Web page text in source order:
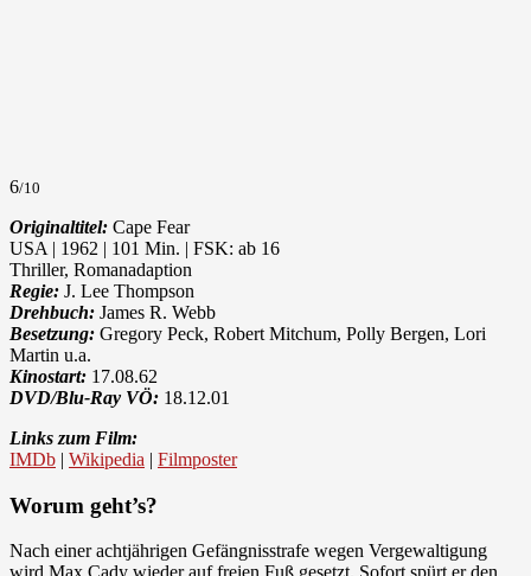
6/10
Originaltitel: Cape Fear
USA | 1962 | 101 Min. | FSK: ab 16
Thriller, Romanadaption
Regie: J. Lee Thompson
Drehbuch: James R. Webb
Besetzung: Gregory Peck, Robert Mitchum, Polly Bergen, Lori
Martin u.a.
Kinostart: 17.08.62
DVD/Blu-Ray VÖ: 18.12.01
Links zum Film:
IMDb | Wikipedia | Filmposter
Worum geht’s?
Nach einer achtjährigen Gefängnisstrafe wegen Vergewaltigung